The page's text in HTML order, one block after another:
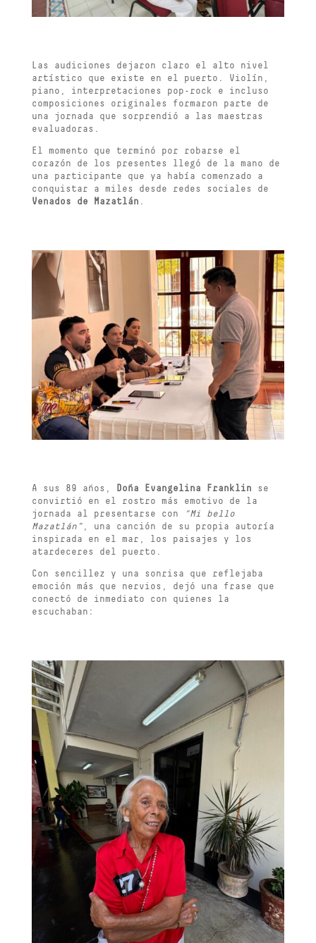
Las audiciones dejaron claro el alto nivel
artístico que existe en el puerto. Violín,
piano, interpretaciones pop-rock e incluso
composiciones originales formaron parte de
una jornada que sorprendió a las maestras
evaluadoras.
El momento que terminó por robarse el
corazón de los presentes llegó de la mano de
una participante que ya había comenzado a
conquistar a miles desde redes sociales de
Venados de Mazatlán .
A sus 89 años, Doña Evangelina Franklin se
convirtió en el rostro más emotivo de la
jornada al presentarse con
“Mi bello
Mazatlán”, una canción de su propia autoría
inspirada en el mar, los paisajes y los
atardeceres del puerto.
Con sencillez y una sonrisa que reflejaba
emoción más que nervios, dejó una frase que
conectó de inmediato con quienes la
escuchaban: